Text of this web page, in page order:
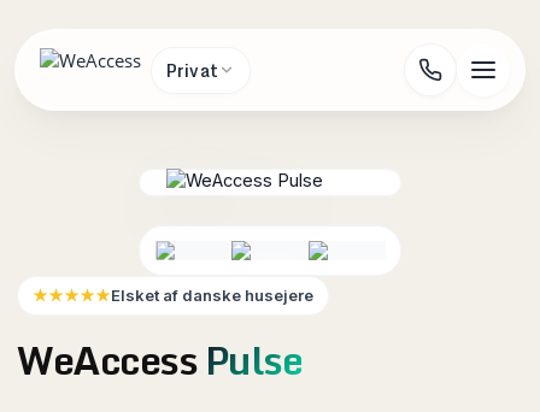
indholdet
Privat
★★★★★Elsket af danske husejere
WeAccessPulse